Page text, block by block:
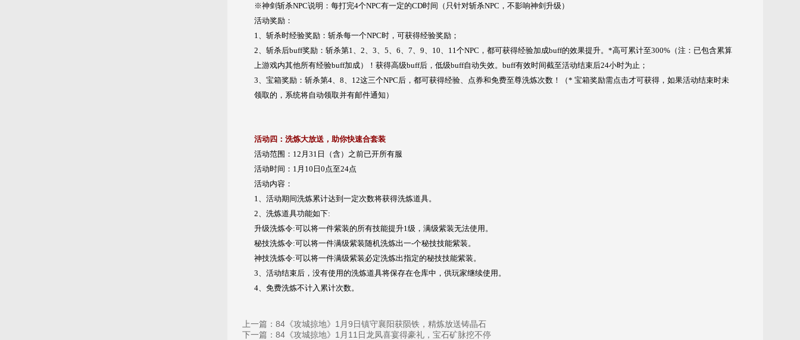
※神剑斩杀NPC说明：每打完4个NPC有一定的CD时间（只针对斩杀NPC，不影响神剑升级）
活动奖励：
1、斩杀时经验奖励：斩杀每一个NPC时，可获得经验奖励；
2、斩杀后buff奖励：斩杀第1、2、3、5、6、7、9、10、11个NPC，都可获得经验加成buff的效果提升。*高可累计至300%（注：已包含累算
上游戏内其他所有经验buff加成）！获得高级buff后，低级buff自动失效。buff有效时间截至活动结束后24小时为止；
3、宝箱奖励：斩杀第4、8、12这三个NPC后，都可获得经验、点券和免费至尊洗炼次数！（* 宝箱奖励需点击才可获得，如果活动结束时未
领取的，系统将自动领取并有邮件通知）
活动四：洗炼大放送，助你快速合套装
活动范围：12月31日（含）之前已开所有服
活动时间：1月10日0点至24点
活动内容：
1、活动期间洗炼累计达到一定次数将获得洗炼道具。
2、洗炼道具功能如下:
升级洗炼令:可以将一件紫装的所有技能提升1级，满级紫装无法使用。
秘技洗炼令:可以将一件满级紫装随机洗炼出一-个秘技技能紫装。
神技洗炼令:可以将一件满级紫装必定洗炼出指定的秘技技能紫装。
3、活动结束后，没有使用的洗炼道具将保存在仓库中，供玩家继续使用。
4、免费洗炼不计入累计次数。
上一篇： 84《攻城掠地》1月9日镇守襄阳获陨铁，精炼放送铸晶石
下一篇： 84《攻城掠地》1月11日龙凤喜宴得豪礼，宝石矿脉挖不停